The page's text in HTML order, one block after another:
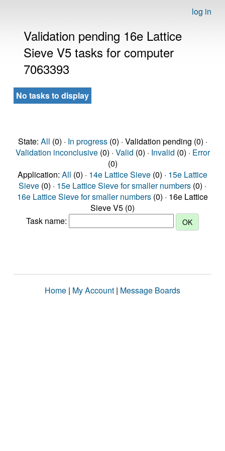
log in
Validation pending 16e Lattice
Sieve V5 tasks for computer
7063393
No tasks to display
State: All (0) · In progress(0) · Validation pending (0) ·
Validation inconclusive(0) · Valid (0) · Invalid (0) · Error
(0)
Application: All (0) · 14e Lattice Sieve (0) · 15e Lattice
Sieve (0) · 15e Lattice Sieve for smaller numbers (0) ·
16e Lattice Sieve for smaller numbers (0) · 16e Lattice
Sieve V5 (0)
Task name:
Home | My Account | Message Boards